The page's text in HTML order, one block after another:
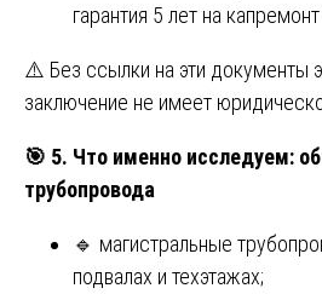
гарантия 5 лет на
⚠️ Без ссылки на эти документы
заключение не имеет
🎯 5. Что именно исследуем:
трубопровода
🔹 магистральные
подвалах и техэтажах;